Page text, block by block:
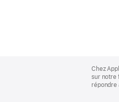
Footer
Chez
sur notre
répondre